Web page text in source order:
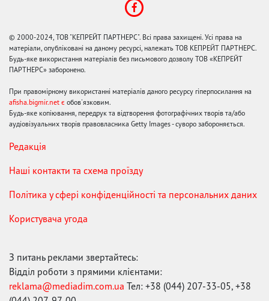
© 2000-2024, ТОВ "КЕПРЕЙТ ПАРТНЕРС". Всі права захищені. Усі права на
матеріали, опубліковані на даному ресурсі, належать ТОВ КЕПРЕЙТ ПАРТНЕРС.
Будь-яке використання матеріалів без письмового дозволу ТОВ «КЕПРЕЙТ
ПАРТНЕРС» заборонено.
При правомірному використанні матеріалів даного ресурсу гіперпосилання на
afisha.bigmir.net є обов'язковим.
Будь-яке копіювання, передрук та відтворення фотографічних творів та/або
аудіовізуальних творів правовласника Getty Images - суворо забороняється.
Редакція
Наші контакти та схема проїзду
Політика у сфері конфіденційності та персональних даних
Користувача угода
З питань реклами звертайтесь:
Відділ роботи з прямими клієнтами:
reklama@mediadim.com.ua Тел: +38 (044) 207-33-05, +38